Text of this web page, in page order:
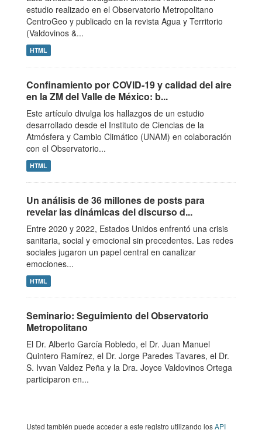
estudio realizado en el Observatorio Metropolitano
CentroGeo y publicado en la revista Agua y Territorio
(Valdovinos &...
HTML
Confinamiento por COVID‑19 y calidad del aire
en la ZM del Valle de México: b...
Este artículo divulga los hallazgos de un estudio
desarrollado desde el Instituto de Ciencias de la
Atmósfera y Cambio Climático (UNAM) en colaboración
con el Observatorio...
HTML
Un análisis de 36 millones de posts para
revelar las dinámicas del discurso d...
Entre 2020 y 2022, Estados Unidos enfrentó una crisis
sanitaria, social y emocional sin precedentes. Las redes
sociales jugaron un papel central en canalizar
emociones...
HTML
Seminario: Seguimiento del Observatorio
Metropolitano
El Dr. Alberto García Robledo, el Dr. Juan Manuel
Quintero Ramírez, el Dr. Jorge Paredes Tavares, el Dr.
S. Ivvan Valdez Peña y la Dra. Joyce Valdovinos Ortega
participaron en...
Usted también puede acceder a este registro utilizando losAPI